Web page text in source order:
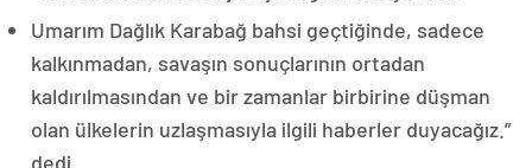
Umarım Dağlık Karabağ bahsi geçtiğinde, sadece
kalkınmadan, savaşın sonuçlarının ortadan
kaldırılmasından ve bir zamanlar birbirine düşman
olan ülkelerin uzlaşmasıyla ilgili haberler duyacağız.”
dedi.